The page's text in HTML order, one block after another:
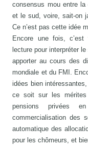
consensus mou entre la
et le sud, voire, sait-on
Ce n’est pas cette idée
Encore une fois,
lecture pour interpréter
apporter au cours des
mondiale et du FMI.
idées bien
ce soit sur les mérites
pensions privées
commercialisation des
automatique des
pour les chômeurs, et